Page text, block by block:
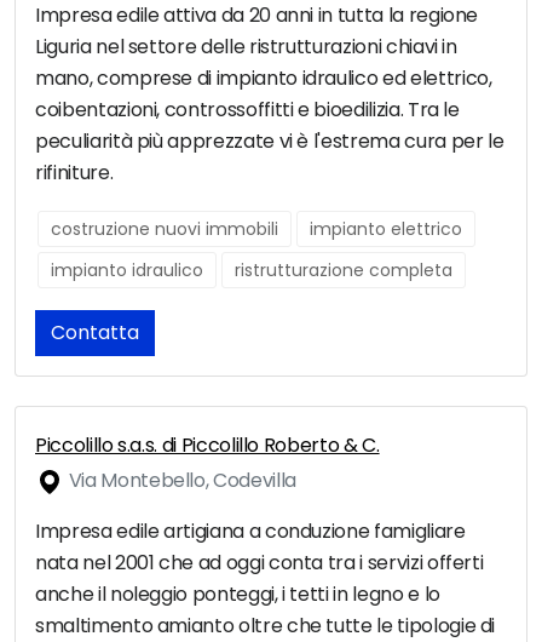
Impresa edile attiva da 20 anni in tutta la regione
Liguria nel settore delle ristrutturazioni chiavi in
mano, comprese di impianto idraulico ed elettrico,
coibentazioni, controssoffitti e bioedilizia. Tra le
peculiarità più apprezzate vi è l'estrema cura per le
rifiniture.
costruzione nuovi immobili
impianto elettrico
impianto idraulico
ristrutturazione completa
Contatta
Piccolillo s.a.s. di Piccolillo Roberto & C.
Via Montebello, Codevilla
Impresa edile artigiana a conduzione famigliare
nata nel 2001 che ad oggi conta tra i servizi offerti
anche il noleggio ponteggi, i tetti in legno e lo
smaltimento amianto oltre che tutte le tipologie di